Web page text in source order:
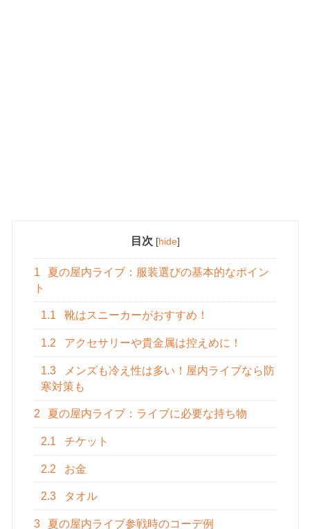
目次 [hide]
1
夏の屋内ライブ：服装選びの基本的なポイン
ト
1.1 靴はスニーカーがおすすめ！
1.2 アクセサリーや貴金属は控えめに！
1.3
メンズも冷え性は多い！屋内ライブなら防
寒対策も
2 夏の屋内ライブ：ライブに必要な持ち物
2.1 チケット
2.2 お金
2.3 タオル
3 夏の屋内ライブ参戦時のコーデ例